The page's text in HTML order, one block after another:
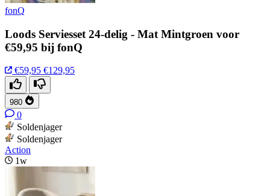
fonQ
Loods Serviesset 24-delig - Mat Mintgroen voor
€59,95 bij fonQ
€59,95 €129,95
980
0
Soldenjager
Soldenjager
Action
1w